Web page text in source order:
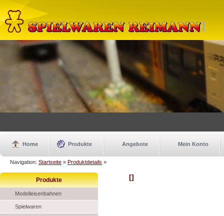
Home Produkte Angebote Mein Konto
Navigation: Startseite » Produktdetails »
Produkte
Modelleisenbahnen
Spielwaren
[]